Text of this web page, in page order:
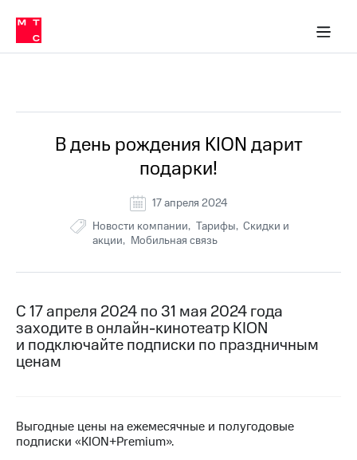
связь
Сервисы и подписки
30% на связь
кабинеты
Мобильная
и
Спутниковое
Деньги
номер
Тарифы
Услуги
Семейная
группа
в МТС
Услуги
Личный
кабинет
приложение
МТС
Акции
Скидка 30%
РИИЛ
и МТС
В день рождения KION дарит
подарки!
17 апреля 2024
Новости компании Тарифы Скидки и
акции Мобильная связь
С 17 апреля 2024 по 31 мая 2024 года
заходите в онлайн-кинотеатр KION
и подключайте подписки по праздничным
ценам
Выгодные цены на ежемесячные и полугодовые
подписки «KION+Premium».